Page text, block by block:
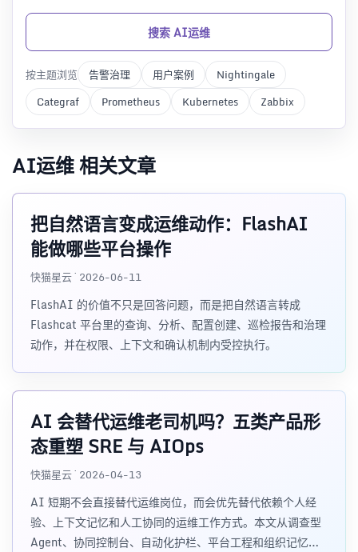
搜索 AI运维
按主题浏览 告警治理 用户案例
Nightingale
Categraf
Prometheus Kubernetes Zabbix
AI运维 相关文章
把自然语言变成运维动作：FlashAI
能做哪些平台操作
快猫星云 · 2026-06-11
FlashAI 的价值不只是回答问题，而是把自然语言转成
Flashcat 平台里的查询、分析、配置创建、巡检报告和治理
动作，并在权限、上下文和确认机制内受控执行。
AI 会替代运维老司机吗？五类产品形
态重塑 SRE 与 AIOps
快猫星云 · 2026-04-13
AI 短期不会直接替代运维岗位，而会优先替代依赖个人经
验、上下文记忆和人工协同的运维工作方式。本文从调查型
Agent、协同控制台、自动化护栏、平台工程和组织记忆系